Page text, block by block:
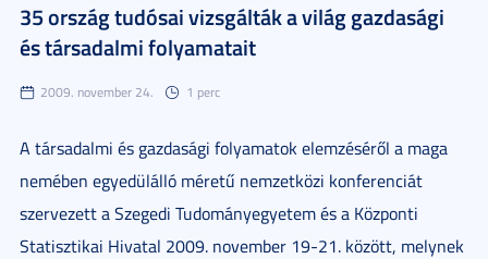
35 ország tudósai vizsgálták a világ gazdasági
és társadalmi folyamatait
2009. november 24. 1 perc
A társadalmi és gazdasági folyamatok elemzéséről a maga
nemében egyedülálló méretű nemzetközi konferenciát
szervezett a Szegedi Tudományegyetem és a Központi
Statisztikai Hivatal 2009. november 19-21. között, melynek